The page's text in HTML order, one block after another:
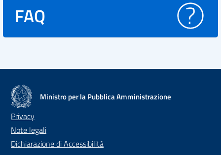
FAQ
Ministro per la Pubblica Amministrazione
Privacy
Note legali
Dichiarazione di Accessibilità